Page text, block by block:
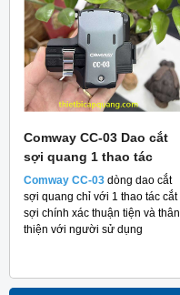
Comway CC-03 Dao cắt
sợi quang 1 thao tác
Comway CC-03 dòng dao cắt
sợi quang chỉ với 1 thao tác cắt
sợi chính xác thuận tiện và thân
thiện với người sử dụng